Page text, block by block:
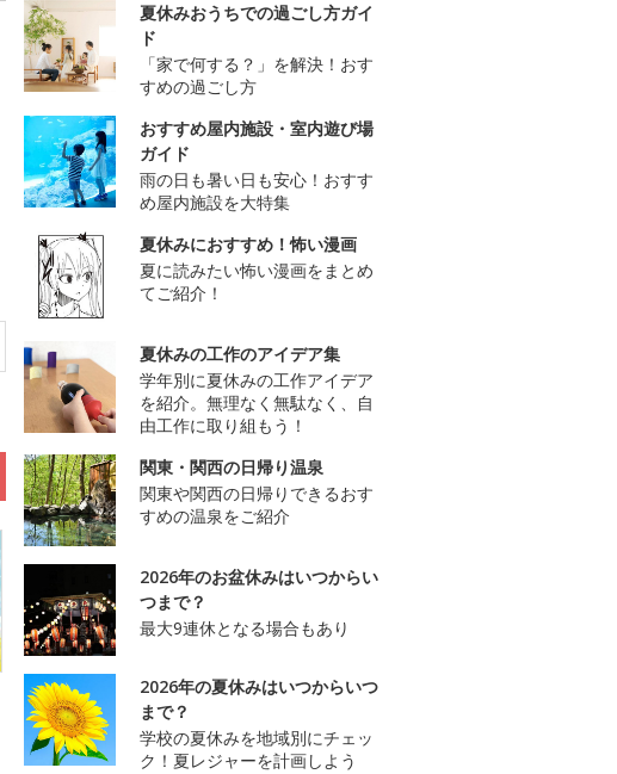
夏休みおうちでの過ごし方ガイ
ド
「家で何する？」を解決！おす
すめの過ごし方
おすすめ屋内施設・室内遊び場
ガイド
雨の日も暑い日も安心！おすす
め屋内施設を大特集
夏休みにおすすめ！怖い漫画
夏に読みたい怖い漫画をまとめ
てご紹介！
夏休みの工作のアイデア集
学年別に夏休みの工作アイデア
を紹介。無理なく無駄なく、自
由工作に取り組もう！
関東・関西の日帰り温泉
関東や関西の日帰りできるおす
すめの温泉をご紹介
2026年のお盆休みはいつからい
つまで？
最大9連休となる場合もあり
2026年の夏休みはいつからいつ
まで？
学校の夏休みを地域別にチェッ
ク！夏レジャーを計画しよう